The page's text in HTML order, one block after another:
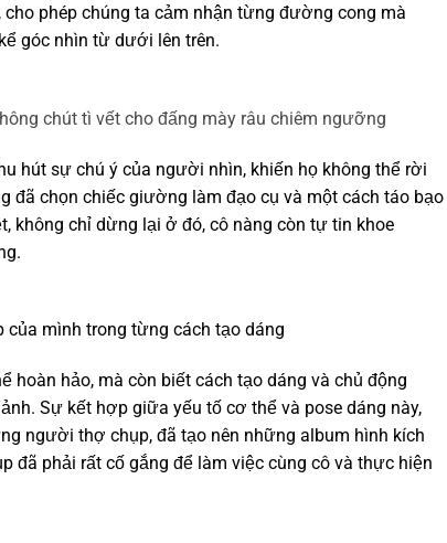
phép chúng ta cảm nhận từng đường cong mà
góc nhìn từ dưới lên trên.
chút tì vết cho đấng mày râu chiêm ngưỡng
hút sự chú ý của người nhìn, khiến họ không thể rời
đã chọn chiếc giường làm đạo cụ và một cách táo bạo
không chỉ dừng lại ở đó, cô nàng còn tự tin khoe
của mình trong từng cách tạo dáng
hoàn hảo, mà còn biết cách tạo dáng và chủ động
Sự kết hợp giữa yếu tố cơ thể và pose dáng này,
người thợ chụp, đã tạo nên những album hình kích
đã phải rất cố gắng để làm việc cùng cô và thực hiện